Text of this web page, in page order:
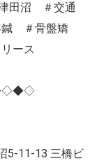
田沼 ＃交通
＃骨盤矯
ース
5-11-13 三橋ビ